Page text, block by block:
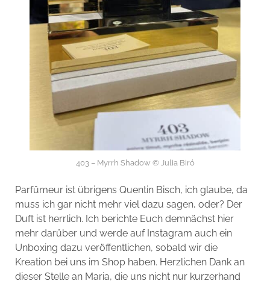
403 – Myrrh Shadow © Julia Biró
Parfümeur ist übrigens Quentin Bisch, ich glaube, da
muss ich gar nicht mehr viel dazu sagen, oder? Der
Duft ist herrlich. Ich berichte Euch demnächst hier
mehr darüber und werde auf Instagram auch ein
Unboxing dazu veröffentlichen, sobald wir die
Kreation bei uns im Shop haben. Herzlichen Dank an
dieser Stelle an Maria, die uns nicht nur kurzerhand